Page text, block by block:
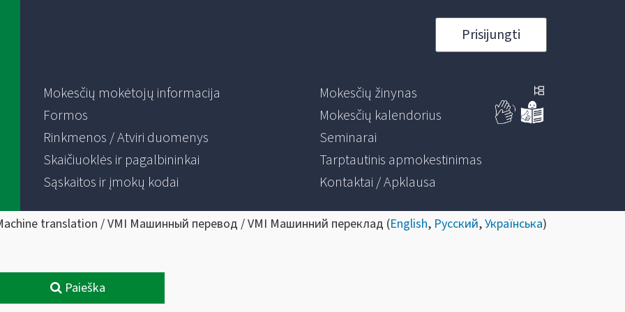
Prisijungti
Mokesčių mokėtojų informacija
Formos
Rinkmenos / Atviri duomenys
Skaičiuoklės ir pagalbininkai
Sąskaitos ir įmokų kodai
Mokesčių žinynas
Mokesčių kalendorius
Seminarai
Tarptautinis apmokestinimas
Kontaktai / Apklausa
translation / VMI Машинный перевод / VMI Машинний переклад (English, Русский,Українська)
Paieška